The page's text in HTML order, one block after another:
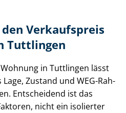
Verkaufspreis
Tuttlingen
in Tuttlingen lässt
Zustand und WEG-Rah­
Entscheidend ist das
nicht ein isolierter